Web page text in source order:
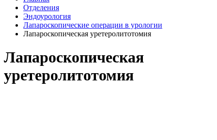
Отделения
Эндоурология
Лапароскопические операции в урологии
Лапароскопическая уретеролитотомия
Лапароскопическая
уретеролитотомия